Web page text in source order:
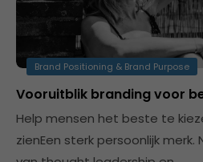
Brand Positioning & Brand Purpose
Vooruitblik branding voor
Help mensen het beste te
zienEen sterk persoonlijk